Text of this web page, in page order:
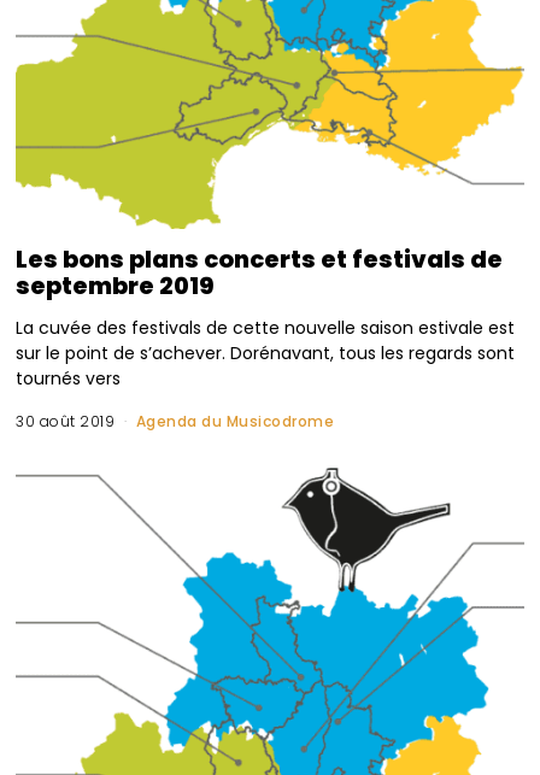
Les bons plans concerts et festivals de
septembre 2019
La cuvée des festivals de cette nouvelle saison estivale est
sur le point de s’achever. Dorénavant, tous les regards sont
tournés vers
30 août 2019 Agenda du Musicodrome